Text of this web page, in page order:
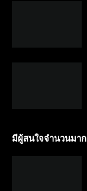
มีผู้สนใจจำนวนมาก